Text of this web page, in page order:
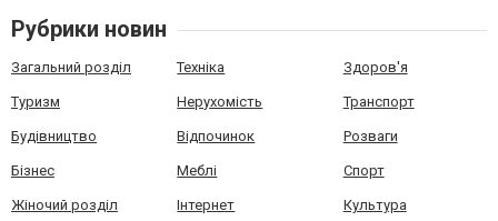
Рубрики новин
Загальний розділ Техніка Здоров'я
Туризм Нерухомість Транспорт
Будівництво Відпочинок Розваги
Бізнес Меблі Спорт
Жіночий розділ Інтернет Культура